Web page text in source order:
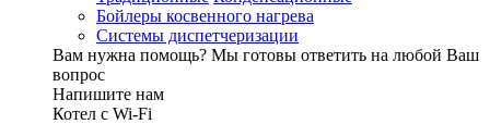
Бойлеры косвенного нагрева
Системы диспетчеризации
Вам нужна помощь? Мы готовы ответить на любой Ваш
вопрос
Напишите нам
Котел с Wi-Fi